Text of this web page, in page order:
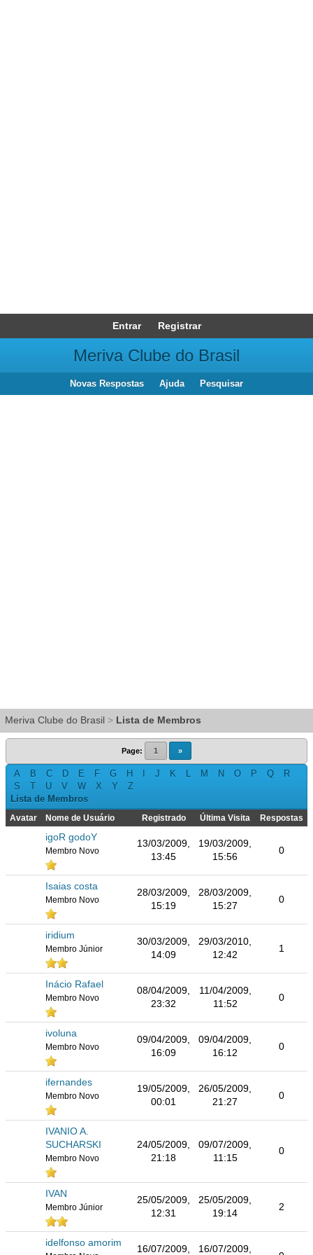
Entrar Registrar
Meriva Clube do Brasil
Novas Respostas Ajuda Pesquisar
Meriva Clube do Brasil > Lista de Membros
Page: 1 »
A B C D E F G H J K L M N O P Q
R
S
T U V W X Y
Z
Lista de Membros
Avatar Nome de Usuário Registrado Última Visita Respostas
igoR godoY
Membro Novo
13/03/2009,
13:45
19/03/2009,
15:56
0
Isaias costa
Membro Novo
28/03/2009,
15:19
28/03/2009,
15:27
0
iridium
Membro Júnior
30/03/2009,
14:09
29/03/2010,
12:42
1
Inácio Rafael
Membro Novo
08/04/2009,
23:32
11/04/2009,
11:52
0
ivoluna
Membro Novo
09/04/2009,
16:09
09/04/2009,
16:12
0
ifernandes
Membro Novo
19/05/2009,
00:01
26/05/2009,
21:27
0
IVANIO A.
SUCHARSKI
Membro Novo
24/05/2009,
21:18
09/07/2009,
11:15
0
IVAN
Membro Júnior
25/05/2009,
12:31
25/05/2009,
19:14
2
idelfonso amorim
16/07/2009, 16/07/2009,